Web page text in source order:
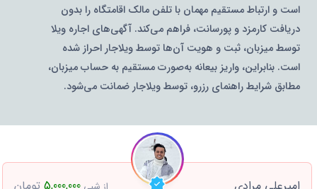
است و ارتباط مستقیم مهمان با تلفن مالک اقامتگاه را بدون
دریافت کارمزد و پورسانت، فراهم می‌کند. آگهی‌های اجاره ویلا
توسط میزبان، ثبت و هویت آن‌ها توسط ویلاجار احراز شده
است. بنابراین، واریز بیعانه به‌صورت مستقیم به حساب میزبان،
مطابق شرایط راهنمای رزرو، توسط ویلاجار ضمانت می‌شود.